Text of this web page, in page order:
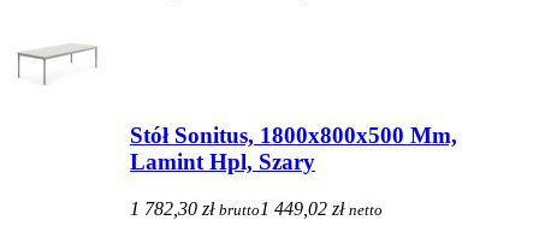
Stół Sonitus, 1800x800x500 Mm,
Lamint Hpl, Szary
1 782,30 zł brutto 1 449,02 zł netto